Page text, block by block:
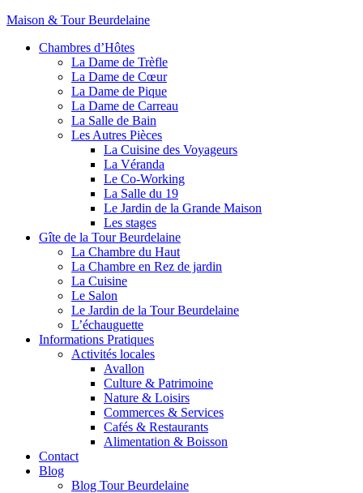
Maison & Tour Beurdelaine
Chambres d’Hôtes
La Dame de Trèfle
La Dame de Cœur
La Dame de Pique
La Dame de Carreau
La Salle de Bain
Les Autres Pièces
La Cuisine des Voyageurs
La Véranda
Le Co-Working
La Salle du 19
Le Jardin de la Grande Maison
Les stages
Gîte de la Tour Beurdelaine
La Chambre du Haut
La Chambre en Rez de jardin
La Cuisine
Le Salon
Le Jardin de la Tour Beurdelaine
L’échauguette
Informations Pratiques
Activités locales
Avallon
Culture & Patrimoine
Nature & Loisirs
Commerces & Services
Cafés & Restaurants
Alimentation & Boisson
Contact
Blog
Blog Tour Beurdelaine